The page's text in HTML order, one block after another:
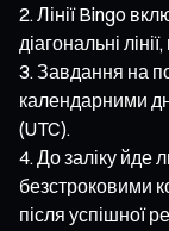
Лінії Bingo
діагональні
Завдання на
календарними
(UTC).
До заліку йде
безстроковими
після успішної